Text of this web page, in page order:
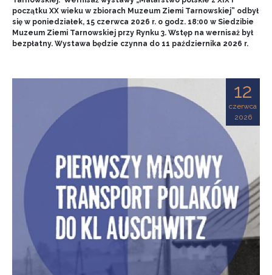
początku XX wieku w zbiorach Muzeum Ziemi Tarnowskiej” odbył
się w poniedziałek, 15 czerwca 2026 r. o godz. 18:00 w Siedzibie
Muzeum Ziemi Tarnowskiej przy Rynku 3. Wstęp na wernisaż był
bezpłatny. Wystawa będzie czynna do 11 października 2026 r.
12
czerwca
2026